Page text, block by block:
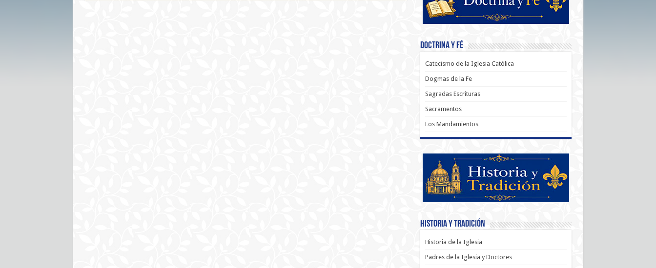
Doctrina y Fé
Catecismo de la Iglesia Católica
Dogmas de la Fe
Sagradas Escrituras
Sacramentos
Los Mandamientos
Historia y Tradición
Historia de la Iglesia
Padres de la Iglesia y Doctores